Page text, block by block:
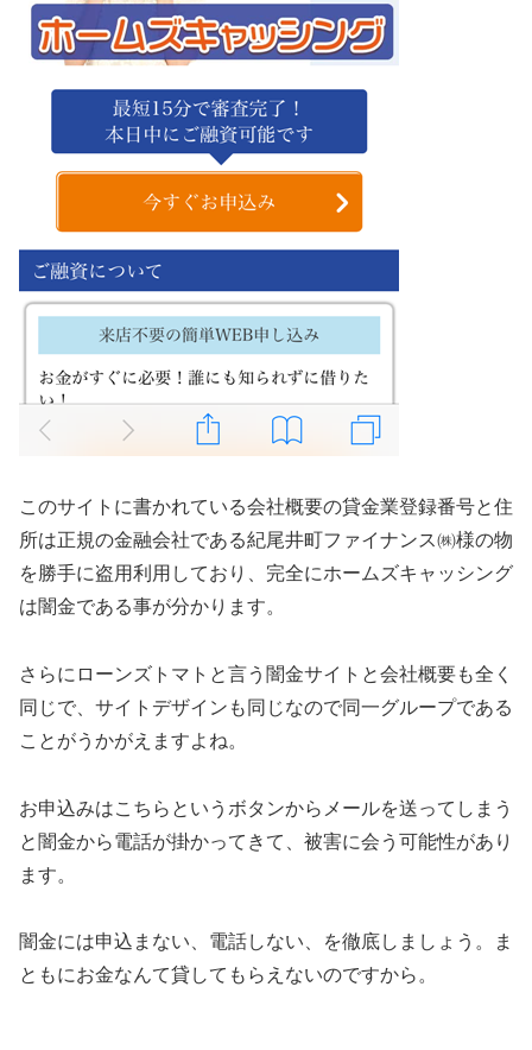
このサイトに書かれている会社概要の貸金業登録番号と住
所は正規の金融会社である紀尾井町ファイナンス㈱様の物
を勝手に盗用利用しており、完全にホームズキャッシング
は闇金である事が分かります。
さらにローンズトマトと言う闇金サイトと会社概要も全く
同じで、サイトデザインも同じなので同一グループである
ことがうかがえますよね。
お申込みはこちらというボタンからメールを送ってしまう
と闇金から電話が掛かってきて、被害に会う可能性があり
ます。
闇金には申込まない、電話しない、を徹底しましょう。ま
ともにお金なんて貸してもらえないのですから。